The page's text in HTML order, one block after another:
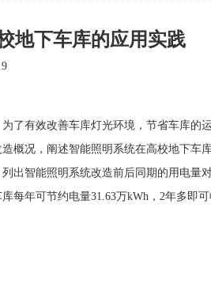
地下车库的应用实践
了有效改善车库灯光环境，节省车库的
概况，阐述智能照明系统在高校地下车
出智能照明系统改造前后同期的用电量
每年可节约电量31.63万kWh，2年多即